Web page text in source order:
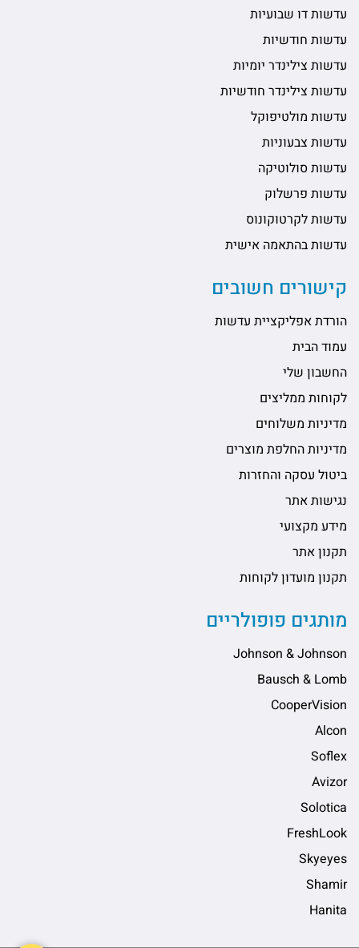
עדשות דו שבועיות
עדשות חודשיות
עדשות צילינדר יומיות
עדשות צילינדר חודשיות
עדשות מולטיפוקל
עדשות צבעוניות
עדשות סולוטיקה
עדשות פרשלוק
עדשות לקרטוקונוס
עדשות בהתאמה אישית
קישורים חשובים
הורדת אפליקציית עדשות
עמוד הבית
החשבון שלי
לקוחות ממליצים
מדיניות משלוחים
מדיניות החלפת מוצרים
ביטול עסקה והחזרות
נגישות אתר
מידע מקצועי
תקנון אתר
תקנון מועדון לקוחות
מותגים פופולריים
Johnson & Johnson
Bausch & Lomb
CooperVision
Alcon
Soflex
Avizor
Solotica
FreshLook
Skyeyes
Shamir
Hanita